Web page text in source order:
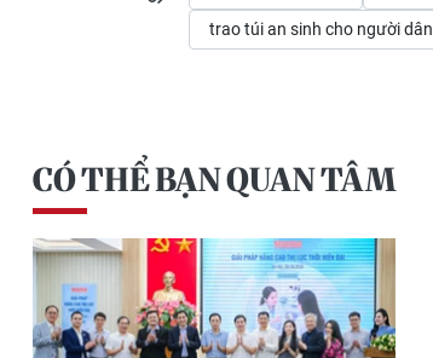
trao túi an sinh cho người dân
CÓ THỂ BẠN QUAN TÂM